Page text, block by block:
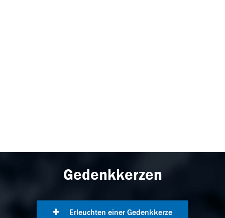
Gedenkkerzen
Erleuchten einer Gedenkkerze